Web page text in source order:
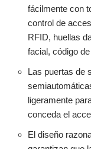
fácilmente con
control de
RFID, huellas
facial, código
Las puertas de
ligeramente
conceda el
El diseño